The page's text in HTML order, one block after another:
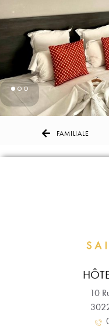
FAMILIALE
10